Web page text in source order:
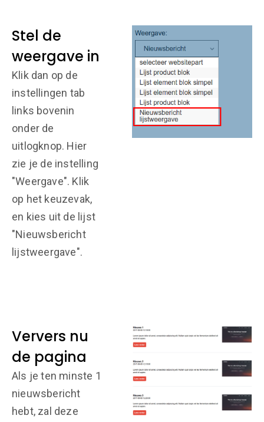
Stel de
weergave in
Klik dan op de
instellingen tab
links bovenin
onder de
uitlogknop. Hier
zie je de instelling
"Weergave". Klik
op het keuzevak,
en kies uit de lijst
"Nieuwsbericht
lijstweergave".
Ververs nu
de pagina
Als je ten minste 1
nieuwsbericht
hebt, zal deze